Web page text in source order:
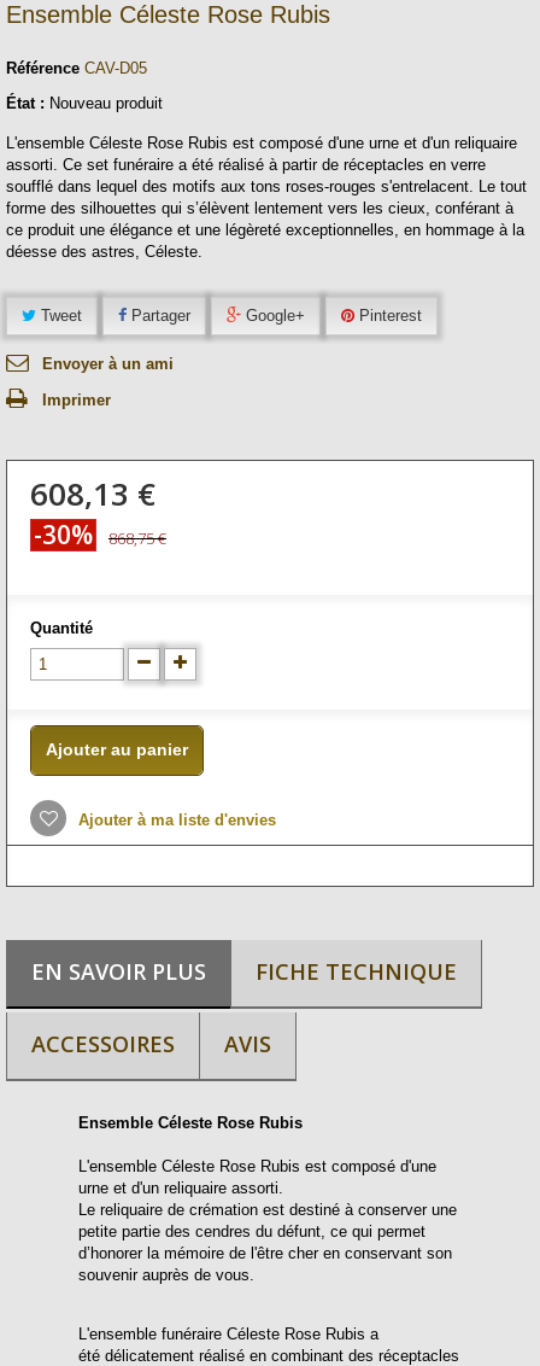
Ensemble Céleste Rose Rubis
Référence CAV-D05
État : Nouveau produit
L'ensemble Céleste Rose Rubis est composé d'une urne et d'un reliquaire
assorti. Ce set funéraire a été réalisé à partir de réceptacles en verre
soufflé dans lequel des motifs aux tons roses-rouges s'entrelacent. Le tout
forme des silhouettes qui s’élèvent lentement vers les cieux, conférant à
ce produit une élégance et une légèreté exceptionnelles, en hommage à la
déesse des astres, Céleste.
Tweet Partager Google+ Pinterest
Envoyer à un ami
Imprimer
608,13 €
-30% 868,75 €
Quantité
Ajouter au panier
Ajouter à ma liste d'envies
EN SAVOIR PLUS FICHE TECHNIQUE
ACCESSOIRES AVIS
Ensemble Céleste Rose Rubis
L'ensemble Céleste Rose Rubis est composé d'une
urne et d'un reliquaire assorti.
Le reliquaire de crémation est destiné à conserver une
petite partie des cendres du défunt, ce qui permet
d’honorer la mémoire de l'être cher en conservant son
souvenir auprès de vous.
L'ensemble funéraire Céleste Rose Rubis a
été délicatement réalisé en combinant des réceptacles